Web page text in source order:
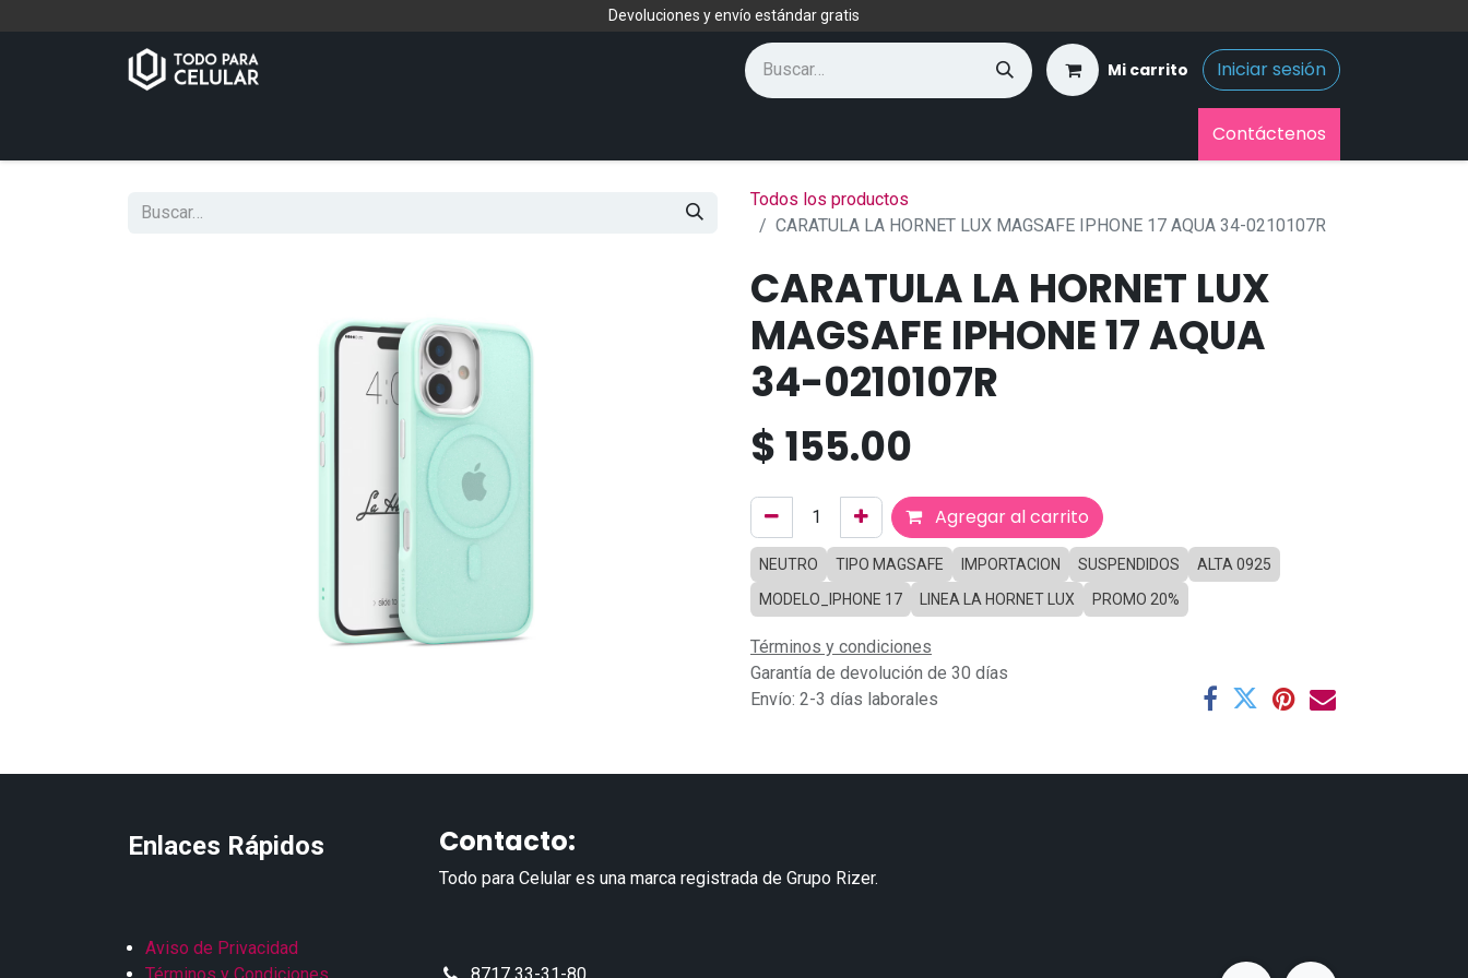
Devoluciones y envío estándar gratis
Mi carrito Iniciar sesión
Contáctenos
Todos los productos
CARATULA LA HORNET LUX MAGSAFE IPHONE 17 AQUA 34-0210107R
CARATULA LA HORNET LUX
MAGSAFE IPHONE 17 AQUA
34-0210107R
$155.00
Agregar al carrito
NEUTRO TIPO MAGSAFE IMPORTACION SUSPENDIDOS
ALTA 0925
MODELO_IPHONE 17
LINEA LA HORNET LUX PROMO 20%
Términos y condiciones
Garantía de devolución de 30 días
Envío: 2-3 días laborales
Enlaces Rápidos Contacto:
Todo para Celular es una marca registrada de Grupo Rizer.
Aviso de Privacidad